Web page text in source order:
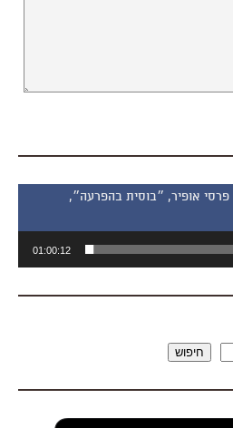
פרסי אופיר, ״בוסית בהפרעה״,
01:00:12
חיפוש